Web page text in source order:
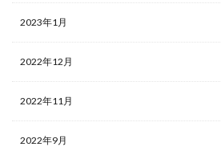
2023年1月
2022年12月
2022年11月
2022年9月